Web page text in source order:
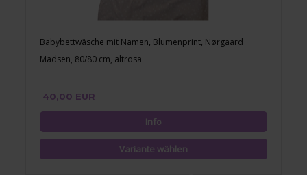
Babybettwäsche mit Namen, Blumenprint, Nørgaard
Madsen, 80/80 cm, altrosa
40,00 EUR